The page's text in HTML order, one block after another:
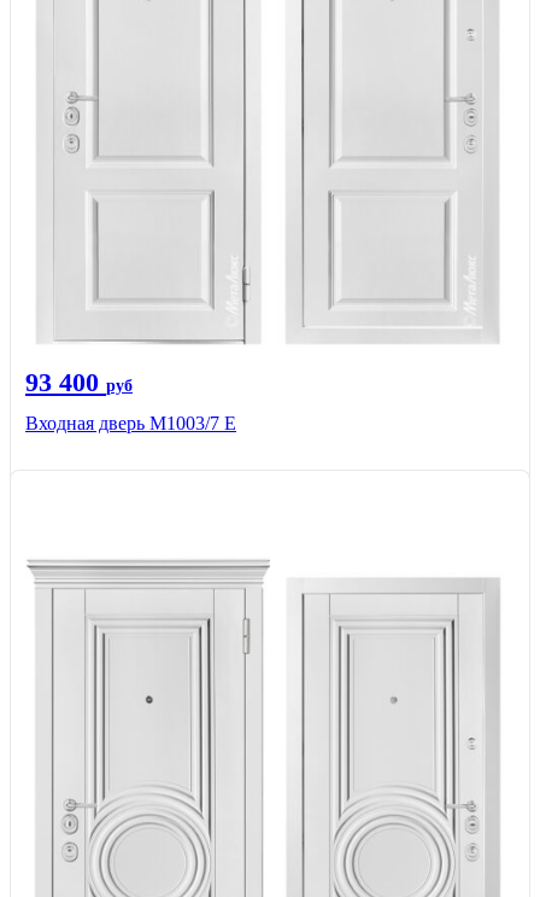
93 400 руб
Входная дверь М1003/7 E